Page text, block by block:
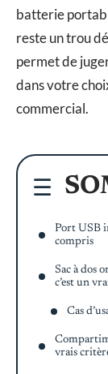
batterie
reste un trou
permet de
dans votre
commercial.
Port USB
compris
Sac à dos
c’est un
Cas
vrais